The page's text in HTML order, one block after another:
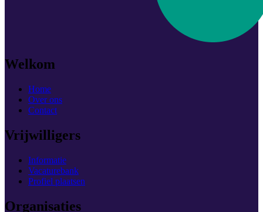
Welkom
Home
Over ons
Contact
Vrijwilligers
Informatie
Vacaturebank
Profiel plaatsen
Organisaties